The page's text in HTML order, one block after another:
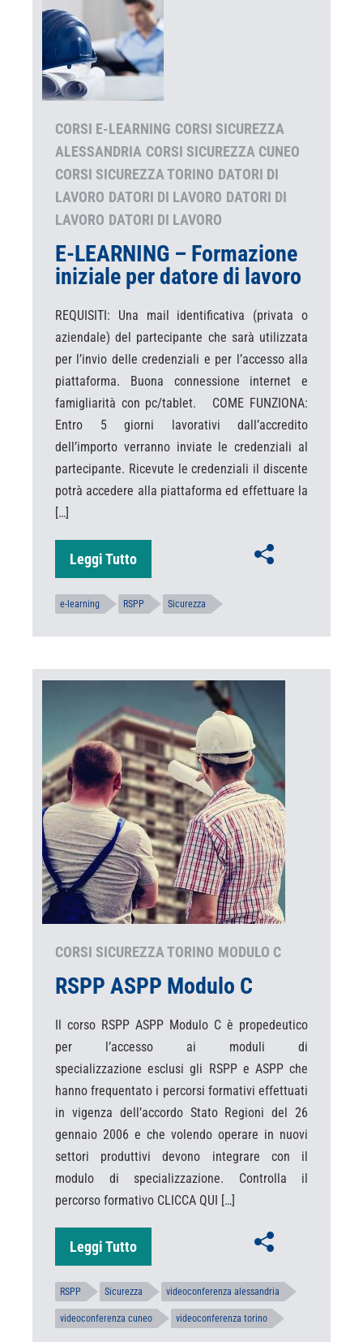
CORSI E-LEARNING CORSI SICUREZZA
ALESSANDRIA CORSI SICUREZZA CUNEO
CORSI SICUREZZA TORINO DATORI DI
LAVORO DATORI DI LAVORO DATORI DI
LAVORO DATORI DI LAVORO
E-LEARNING – Formazione
iniziale per datore di lavoro
REQUISITI: Una mail identificativa (privata o
aziendale) del partecipante che sarà utilizzata
per l’invio delle credenziali e per l’accesso alla
piattaforma. Buona connessione internet e
famigliarità con pc/tablet. COME FUNZIONA:
Entro 5 giorni lavorativi dall’accredito
dell’importo verranno inviate le credenziali al
partecipante. Ricevute le credenziali il discente
potrà accedere alla piattaforma ed effettuare la
[…]
Leggi Tutto
e-learning RSPP Sicurezza
CORSI SICUREZZA TORINO MODULO C
RSPP ASPP Modulo C
Il corso RSPP ASPP Modulo C è propedeutico
per l’accesso ai moduli di
specializzazione esclusi gli RSPP e ASPP che
hanno frequentato i percorsi formativi effettuati
in vigenza dell’accordo Stato Regioni del 26
gennaio 2006 e che volendo operare in nuovi
settori produttivi devono integrare con il
modulo di specializzazione. Controlla il
percorso formativo CLICCA QUI […]
Leggi Tutto
RSPP Sicurezza videoconferenza alessandria
videoconferenza cuneo videoconferenza torino